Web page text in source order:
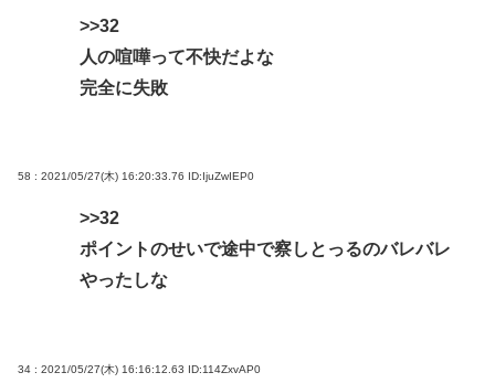
>>32
人の喧嘩って不快だよな
完全に失敗
58 : 2021/05/27(木) 16:20:33.76 ID:IjuZwIEP0
>>32
ポイントのせいで途中で察しとっるのバレバレ
やったしな
34 : 2021/05/27(木) 16:16:12.63 ID:114ZxvAP0